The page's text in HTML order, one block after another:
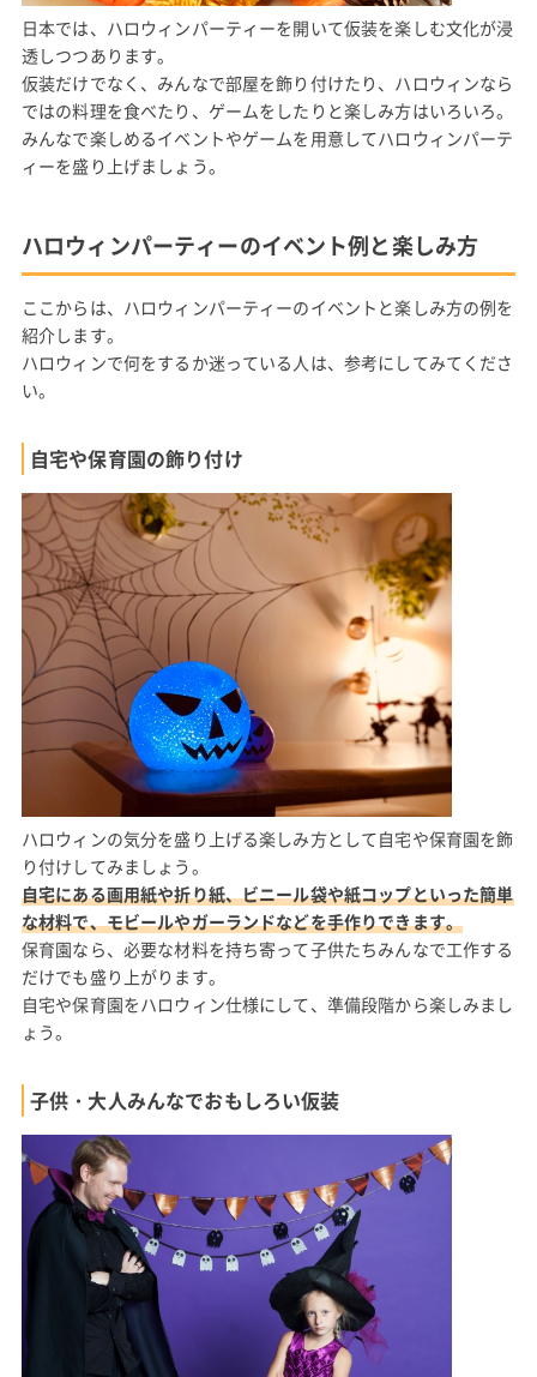
日本では、ハロウィンパーティーを開いて仮装を楽しむ文化が浸
透しつつあります。
仮装だけでなく、みんなで部屋を飾り付けたり、ハロウィンなら
ではの料理を食べたり、ゲームをしたりと楽しみ方はいろいろ。
みんなで楽しめるイベントやゲームを用意してハロウィンパーテ
ィーを盛り上げましょう。
ハロウィンパーティーのイベント例と楽しみ方
ここからは、ハロウィンパーティーのイベントと楽しみ方の例を
紹介します。
ハロウィンで何をするか迷っている人は、参考にしてみてくださ
い。
自宅や保育園の飾り付け
ハロウィンの気分を盛り上げる楽しみ方として自宅や保育園を飾
り付けしてみましょう。
自宅にある画用紙や折り紙、ビニール袋や紙コップといった簡単
な材料で、モビールやガーランドなどを手作りできます。
保育園なら、必要な材料を持ち寄って子供たちみんなで工作する
だけでも盛り上がります。
自宅や保育園をハロウィン仕様にして、準備段階から楽しみまし
ょう。
子供・大人みんなでおもしろい仮装